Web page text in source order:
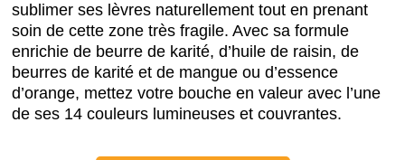
sublimer ses lèvres naturellement tout en prenant
soin de cette zone très fragile. Avec sa formule
enrichie de beurre de karité, d’huile de raisin, de
beurres de karité et de mangue ou d’essence
d’orange, mettez votre bouche en valeur avec l’une
de ses 14 couleurs lumineuses et couvrantes.